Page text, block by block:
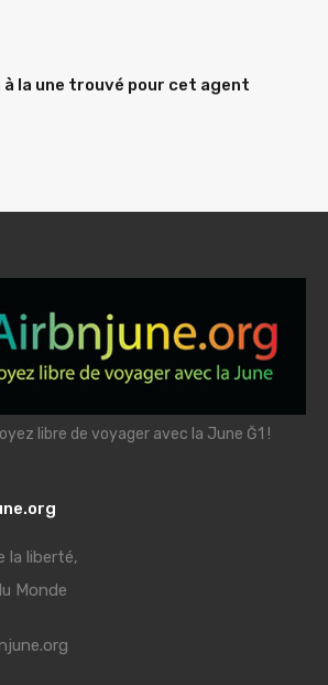
à la une trouvé pour cet agent
libre de voyager avec la June Ğ1 !
la liberté,
Monde